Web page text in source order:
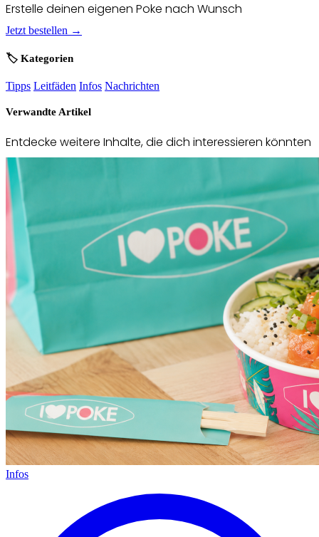
Erstelle deinen eigenen Poke nach Wunsch
Jetzt bestellen →
🏷️ Kategorien
Tipps Leitfäden Infos Nachrichten
Verwandte Artikel
Entdecke weitere Inhalte, die dich interessieren könnten
Infos